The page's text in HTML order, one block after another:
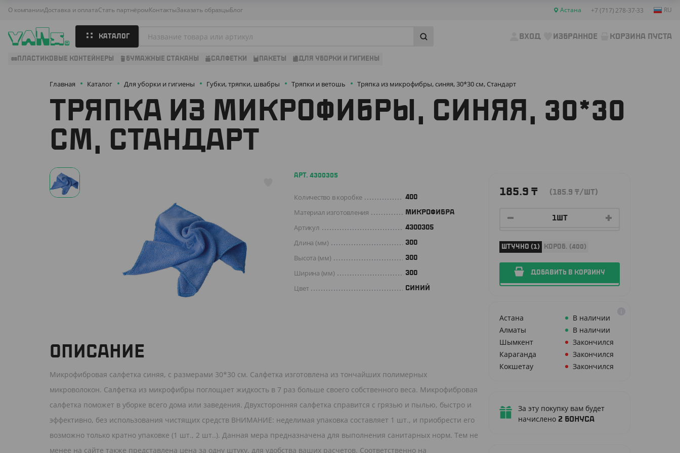
О компанииДоставка и оплатаСтать партнёромКонтактыЗаказать образцыБлог Астана +7 (717) 278-37-33 RU
КАТАЛОГ ВХОД ИЗБРАННОЕ КОРЗИНА ПУСТА
ПЛАСТИКОВЫЕ КОНТЕЙНЕРЫ БУМАЖНЫЕ СТАКАНЫ САЛФЕТКИ ПАКЕТЫ ДЛЯ УБОРКИ И ГИГИЕНЫ
Главная Каталог Для уборки и гигиены Губки, тряпки, швабры Тряпки и ветошь Тряпка из микрофибры, синяя, 30*30 см, Стандарт
ТРЯПКА ИЗ МИКРОФИБРЫ, СИНЯЯ, 30*30
СМ, СТАНДАРТ
185.9 ₸ (185.9 ₸/ШТ)
ШТУЧНО (1) КОРОБ. (400)
ДОБАВИТЬ В КОРЗИНУ
Астана
В наличии
Алматы
В наличии
Шымкент
Закончился
Караганда
Закончился
Кокшетау
Закончился
За эту покупку вам будет
начислено 2 бонуса
АРТ. 4300305
Количество в коробке 400
Материал изготовления МИКРОФИБРА
Артикул 4300305
Длина (мм) 300
Высота (мм) 300
Ширина (мм) 300
Цвет СИНИЙ
ОПИСАНИЕ
Микрофибровая салфетка синяя, с размерами 30*30 см. Салфетка изготовлена из тончайших полимерных
микроволокон. Салфетка из микрофибры поглощает жидкость в 7 раз больше своего собственного веса. Микрофибровая
салфетка поможет в уборке всего дома или заведения. Двухсторонняя салфетка справится с грязью и пылью, быстро и
эффективно, без использования чистящих средств ВНИМАНИЕ: неделимая упаковка составляет 1 шт., и приобрести его
возможно только кратно упаковке (1 шт., 2 шт..). Данная мера предназначена для выполнения санитарных норм. Тем не
менее на сайте также представлена цена за одну штуку, для удобства ваших расчетов. Соответственно на